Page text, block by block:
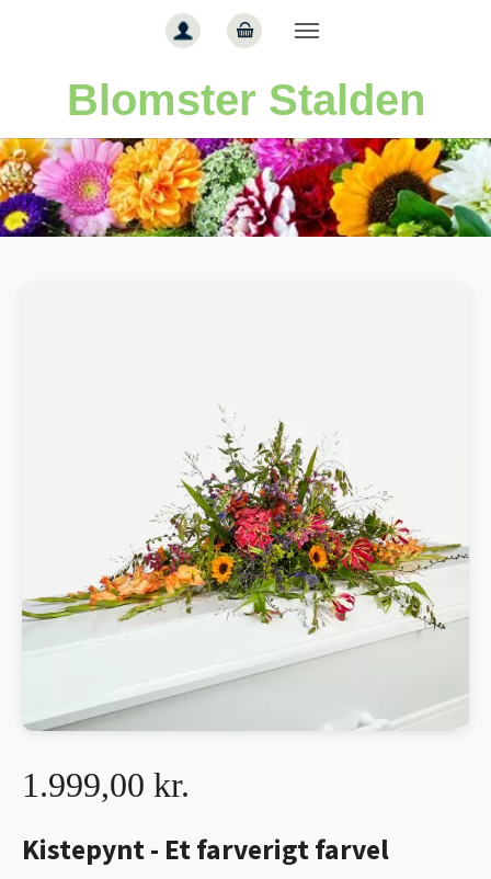
Blomster Stalden
Kistepynt - Et farverigt farvel
1.999,00 kr.